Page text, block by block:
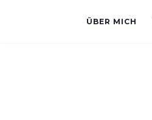
ÜBER MICH